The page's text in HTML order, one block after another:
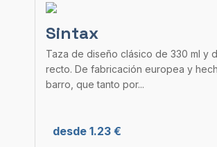
Sintax
Taza de diseño clásico de 330 ml y
recto. De fabricación europea y
barro, que tanto por...
desde 1.23 €